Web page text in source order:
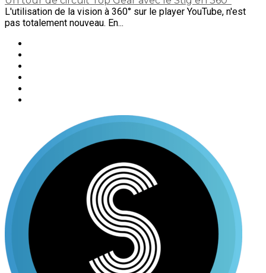
L'utilisation de la vision à 360° sur le player YouTube, n'est
pas totalement nouveau. En...